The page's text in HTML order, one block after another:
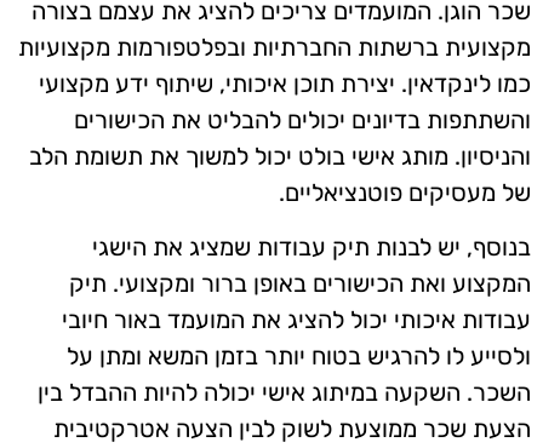
שכר הוגן. המועמדים צריכים להציג את עצמם בצורה
מקצועית ברשתות החברתיות ובפלטפורמות מקצועיות
כמו לינקדאין. יצירת תוכן איכותי, שיתוף ידע מקצועי
והשתתפות בדיונים יכולים להבליט את הכישורים
והניסיון. מותג אישי בולט יכול למשוך את תשומת הלב
של מעסיקים פוטנציאליים.
בנוסף, יש לבנות תיק עבודות שמציג את הישגי
המקצוע ואת הכישורים באופן ברור ומקצועי. תיק
עבודות איכותי יכול להציג את המועמד באור חיובי
ולסייע לו להרגיש בטוח יותר בזמן המשא ומתן על
השכר. השקעה במיתוג אישי יכולה להיות ההבדל בין
הצעת שכר ממוצעת לשוק לבין הצעה אטרקטיבית